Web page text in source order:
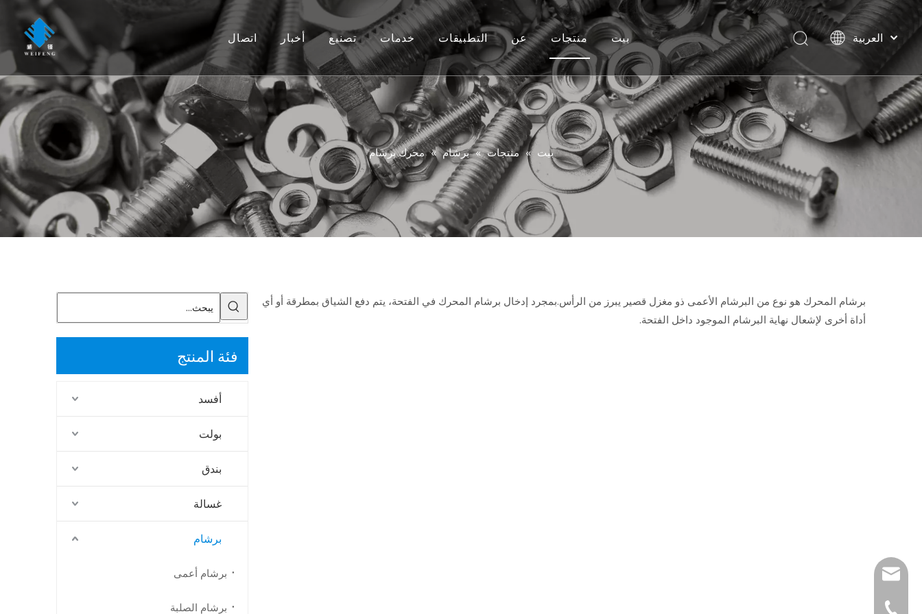
اتصال أخبار تصنيع
فيديو
خدمات
مخصص
التشاور
التعليمات
التطبيقات عن منتجات
أفسد
بولت
بندق
غسالة
برشام
بيت العربية
हिन्दी
Italiano
Deutsch
Português
Español
بيت » منتجات » برشام » محرك برشام
فئة المنتج
أفسد
بولت
بندق
غسالة
برشام
برشام أعمى
برشام الصلبة
برشام المحرك هو نوع من البرشام الأعمى ذو مغزل قصير يبرز من الرأس.بمجرد إدخال برشام المحرك في الفتحة، يتم دفع الشياق بمطرقة أو أي
أداة أخرى لإشعال نهاية البرشام الموجود داخل الفتحة.
tony@wf-
+86-